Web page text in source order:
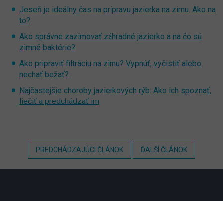
Jeseň je ideálny čas na prípravu jazierka na zimu. Ako na
to?
Ako správne zazimovať záhradné jazierko a na čo sú
zimné baktérie?
Ako pripraviť filtráciu na zimu? Vypnúť, vyčistiť alebo
nechať bežať?
Najčastejšie choroby jazierkových rýb: Ako ich spoznať,
liečiť a predchádzať im
PREDCHÁDZAJÚCI ČLÁNOK ĎALŠÍ ČLÁNOK